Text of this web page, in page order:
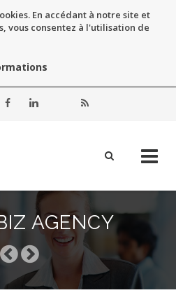
En accédant à notre site et
vous consentez à l'utilisation de
AGENCY